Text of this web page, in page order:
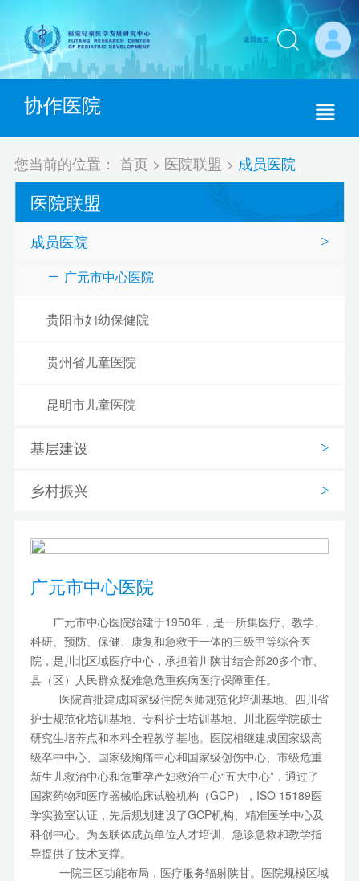
返回首页
协作医院
您当前的位置： 首页 > 医院联盟 > 成员医院
医院联盟
成员医院
南宁市妇幼保健院
海南省妇女儿童医学中心
重庆医科大学附属儿童医院
成都市妇女儿童中心医院
四川省儿童医院
广元市中心医院
贵阳市妇幼保健院
贵州省儿童医院
昆明市儿童医院
西藏自治区妇产儿童医院
西安交通大学附属儿童医院
甘肃省妇幼保健院
兰州大学第二医院
青海省妇女儿童医院
银川市妇幼保健院
乌鲁木齐儿童医院
北京儿童医院新疆医院
伊犁哈萨克自治州友谊医院
基层建设
乡村振兴
广元市中心医院
广元市中心医院始建于1950年，是一所集医疗、教学、
科研、预防、保健、康复和急救于一体的三级甲等综合医
院，是川北区域医疗中心，承担着川陕甘结合部20多个市、
县（区）人民群众疑难急危重疾病医疗保障重任。
医院首批建成国家级住院医师规范化培训基地、四川省
护士规范化培训基地、专科护士培训基地、川北医学院硕士
研究生培养点和本科全程教学基地。医院相继建成国家级高
级卒中中心、国家级胸痛中心和国家级创伤中心、市级危重
新生儿救治中心和危重孕产妇救治中心“五大中心”，通过了
国家药物和医疗器械临床试验机构（GCP），ISO 15189医
学实验室认证，先后规划建设了GCP机构、精准医学中心及
科创中心。为医联体成员单位人才培训、急诊急救和教学指
导提供了技术支撑。
一院三区功能布局，医疗服务辐射陕甘。医院规模区域